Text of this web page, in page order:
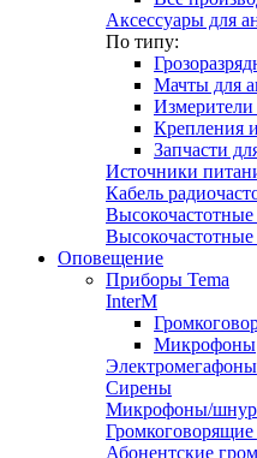
Аксессуары для
По типу:
Мачты для
Крепления
Запчасти
Источники
Кабель
Оповещение
Приборы Tema
InterM
Микрофоны
Электромегафоны
Сирены
Микрофоны/
Громкоговорящие
Абонентские